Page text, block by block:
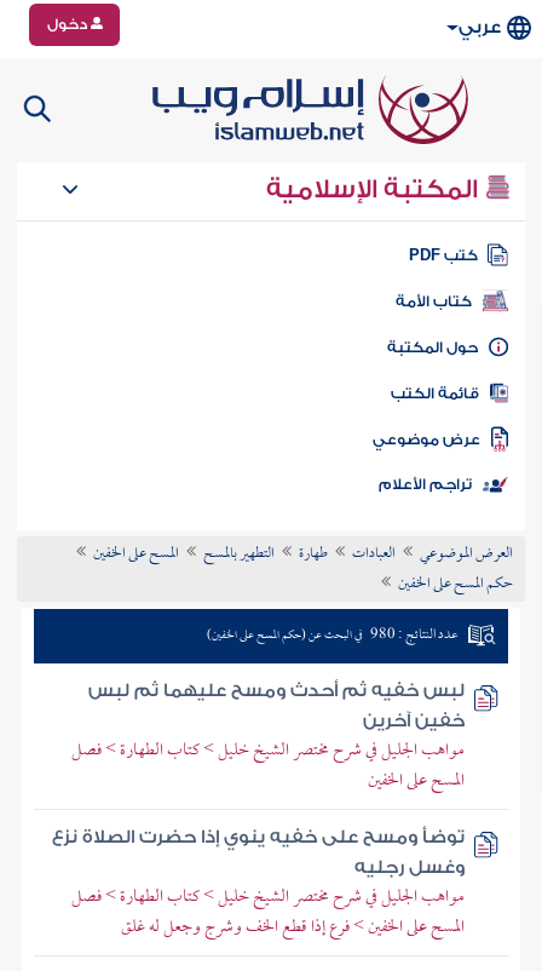
عربي دخول
المكتبة الإسلامية
كتب PDF
كتاب الأمة
المكتبة
الكتب
موضوعي
تراجم الأعلام
العرض الموضوعي العبادات طهارة التطهير بالمسح
المسح على الخفين
حكم المسح على الخفين
عدد النتائج : 980 في البحث عن (حكم المسح على الخفين)
لبس خفيه ثم أحدث ومسح عليهما ثم لبس
خفين آخرين
مواهب الجليل في شرح مختصر الشيخ خليل > كتاب الطهارة > فصل
المسح على الخفين
توضأ ومسح على خفيه ينوي إذا حضرت الصلاة نزع
وغسل رجليه
مواهب الجليل في شرح مختصر الشيخ خليل > كتاب الطهارة > فصل
المسح على الخفين > فرع إذا قطع الخف وشرج وجعل له غلق